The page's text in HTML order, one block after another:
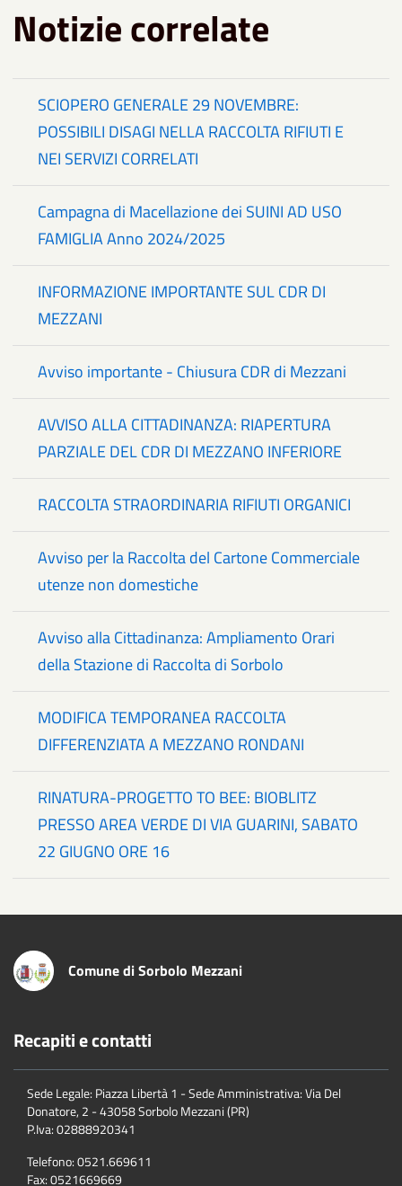
Notizie correlate
SCIOPERO GENERALE 29 NOVEMBRE:
POSSIBILI DISAGI NELLA RACCOLTA RIFIUTI E
NEI SERVIZI CORRELATI
Campagna di Macellazione dei SUINI AD USO
FAMIGLIA Anno 2024/2025
INFORMAZIONE IMPORTANTE SUL CDR DI
MEZZANI
Avviso importante - Chiusura CDR di Mezzani
AVVISO ALLA CITTADINANZA: RIAPERTURA
PARZIALE DEL CDR DI MEZZANO INFERIORE
RACCOLTA STRAORDINARIA RIFIUTI ORGANICI
Avviso per la Raccolta del Cartone Commerciale
utenze non domestiche
Avviso alla Cittadinanza: Ampliamento Orari
della Stazione di Raccolta di Sorbolo
MODIFICA TEMPORANEA RACCOLTA
DIFFERENZIATA A MEZZANO RONDANI
RINATURA-PROGETTO TO BEE: BIOBLITZ
PRESSO AREA VERDE DI VIA GUARINI, SABATO
22 GIUGNO ORE 16
Comune di Sorbolo Mezzani
Recapiti e contatti
Sede Legale: Piazza Libertà 1 - Sede Amministrativa: Via Del
Donatore, 2 - 43058 Sorbolo Mezzani (PR)
P.Iva:02888920341
Telefono:0521.669611
Fax:0521669669